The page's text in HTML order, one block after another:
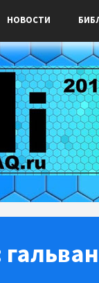
НОВОСТИ